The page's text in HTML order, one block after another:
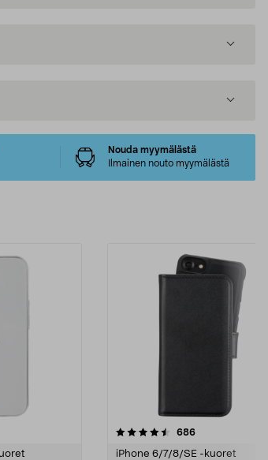
Nouda myymälästä
Ilmainen nouto myymälästä
686arvostelut
iPhone 6/7/8/SE -kuoret
4.0 viidestä